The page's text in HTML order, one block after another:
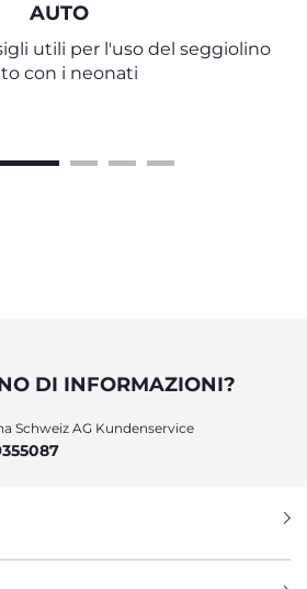
AUTO
utili per l'uso del seggiolino
con i neonati
DI INFORMAZIONI?
Schweiz AG Kundenservice